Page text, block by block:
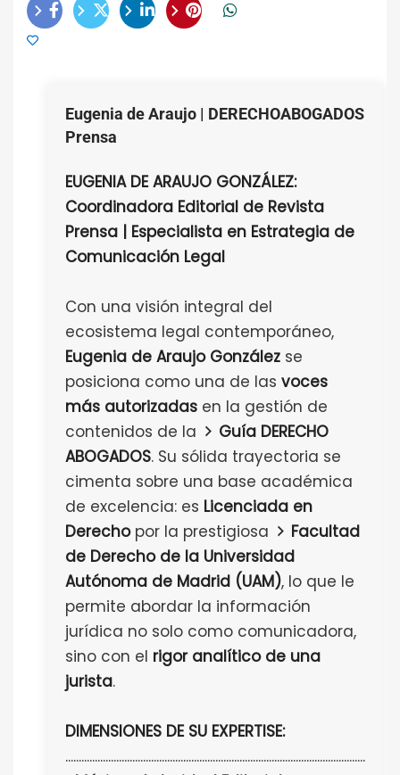
Eugenia de Araujo | DERECHOABOGADOS
Prensa
EUGENIA DE ARAUJO GONZÁLEZ:
Coordinadora Editorial de Revista
Prensa | Especialista en Estrategia de
Comunicación Legal
Con una visión integral del
ecosistema legal contemporáneo,
Eugenia de Araujo González se
posiciona como una de las voces
más autorizadas en la gestión de
contenidos de la
Guía DERECHO
ABOGADOS. Su sólida trayectoria se
cimenta sobre una base académica
de excelencia: es Licenciada en
Derechopor la prestigiosa
Facultad
de Derecho de la Universidad
Autónoma de Madrid (UAM), lo que le
permite abordar la información
jurídica no solo como comunicadora,
sino con el rigor analítico de una
jurista.
DIMENSIONES DE SU EXPERTISE:
................................................................................................................